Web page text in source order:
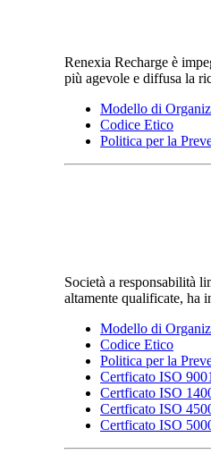
Renexia Recharge è
più agevole e diffusa la
Modello di
Codice Etico
Politica per la
Società a responsabilità
altamente qualificate, ha
Modello di
Codice Etico
Politica per la
Certficato ISO 9001
Certficato ISO
Certficato ISO
Certficato ISO